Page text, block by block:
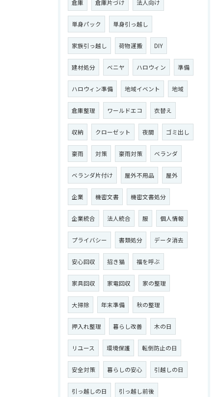
倉庫 倉庫片づけ 法人向け
単身パック 単身引っ越し
家族引っ越し 荷物運搬 DIY
建材処分 ベニヤ ハロウィン 準備
ハロウィン準備 地域イベント 地域
倉庫整理 ワールドエコ 衣替え
収納 クローゼット 夜間 ゴミ出し
豪雨 対策 豪雨対策 ベランダ
ベランダ片付け 屋外不用品 屋外
企業 機密文書 機密文書処分
企業統合 法人統合 服 個人情報
プライバシー 書類処分 データ消去
安心回収 招き猫 福を呼ぶ
家具回収 家電回収 家の整理
大掃除 年末準備 秋の整理
押入れ整理 暮らし改善 木の日
リユース 環境保護 転倒防止の日
安全対策 暮らしの安心 引越しの日
引っ越しの日 引っ越し前後
お問い合わせはこちら